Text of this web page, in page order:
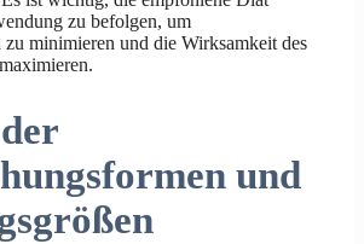
zu befolgen, um
minimieren und die Wirksamkeit des
und